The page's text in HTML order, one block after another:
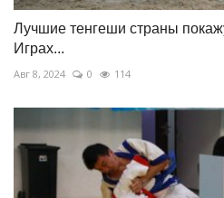
Лучшие тенгеши страны
Играх...
Авг 8, 2024 0 114